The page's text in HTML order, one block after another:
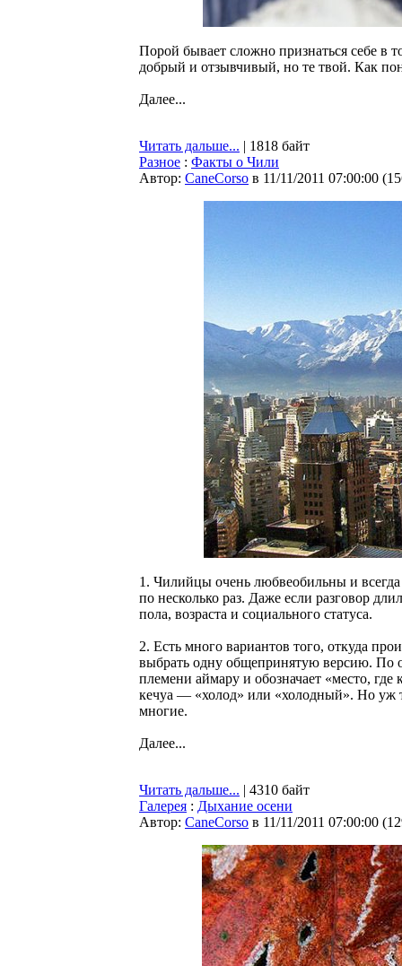
Порой бывает сложно признаться себе в
добрый и отзывчивый, но те твой. Как
Далее...
Читать дальше... | 1818 байт
Разное : Факты о Чили
Автор: CaneCorso в 11/11/2011 07:00:00 (
1. Чилийцы очень любвеобильны и
по несколько раз. Даже если разговор
пола, возраста и социального статуса.
2. Есть много вариантов того, откуда
выбрать одну общепринятую версию. По
племени аймару и обозначает «место,
кечуа — «холод» или «холодный». Но
многие.
Далее...
Читать дальше... | 4310 байт
Галерея : Дыхание осени
Автор: CaneCorso в 11/11/2011 07:00:00 (